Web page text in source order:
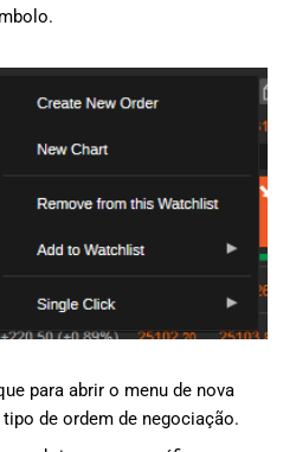
para abrir o menu de nova
de ordem de negociação.